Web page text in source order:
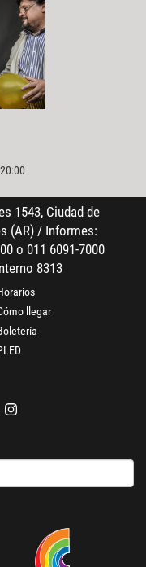
1543, Ciudad de
(AR) / Informes:
o 011 6091-7000
8313
llegar